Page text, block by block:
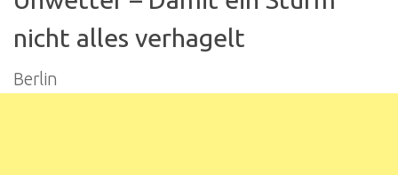
nicht alles verhagelt
Berlin